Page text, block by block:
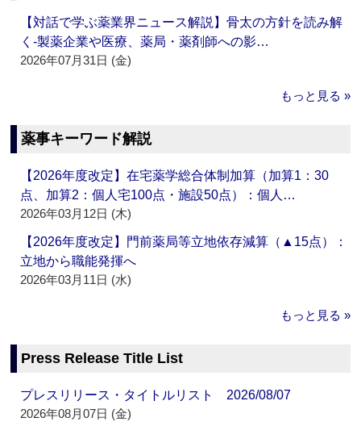
【対話で学ぶ薬業界ニュース解説】骨太の方針を読み解
く‐製薬企業や医療、薬局・薬剤師への影…
2026年07月31日 (金)
もっと見る »
薬事キーワード解説
【2026年度改定】在宅薬学総合体制加算（加算1：30
点、加算2：個人宅100点・施設50点）：個人…
2026年03月12日 (木)
【2026年度改定】門前薬局等立地依存減算（▲15点）：
立地から職能発揮へ
2026年03月11日 (水)
もっと見る »
Press Release Title List
プレスリリース・タイトルリスト 2026/08/07
2026年08月07日 (金)